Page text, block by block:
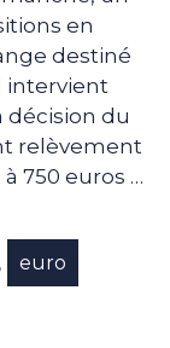
en
destiné
intervient
décision du
relèvement
750 euros …
, euro